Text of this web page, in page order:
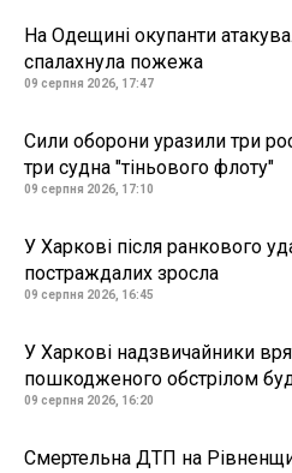
На Одещині окупанти
спалахнула пожежа
09 серпня 2026, 17:47
Сили оборони уразили три
три судна "тіньового флоту"
09 серпня 2026, 17:10
У Харкові після ранкового
постраждалих зросла
09 серпня 2026, 16:45
У Харкові надзвичайники
пошкодженого обстрілом
09 серпня 2026, 16:20
Смертельна ДТП на